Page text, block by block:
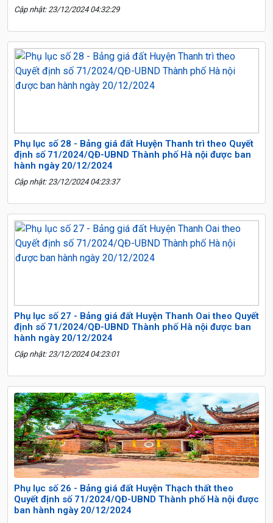
Cập nhật: 23/12/2024 04:32:29
Phụ lục số 28 - Bảng giá đất Huyện Thanh trì theo Quyết
định số 71/2024/QĐ-UBND Thành phố Hà nội được ban
hành ngày 20/12/2024
Cập nhật: 23/12/2024 04:23:37
Phụ lục số 27 - Bảng giá đất Huyện Thanh Oai theo Quyết
định số 71/2024/QĐ-UBND Thành phố Hà nội được ban
hành ngày 20/12/2024
Cập nhật: 23/12/2024 04:23:01
Phụ lục số 26 - Bảng giá đất Huyện Thạch thất theo
Quyết định số 71/2024/QĐ-UBND Thành phố Hà nội được
ban hành ngày 20/12/2024